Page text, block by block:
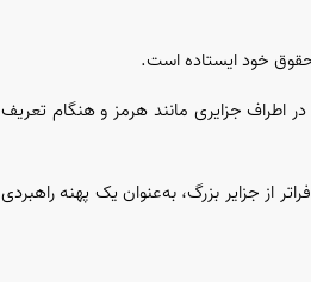
خود ایستاده است.
اطراف جزایری مانند هرمز و هنگام تعریف
از جزایر بزرگ، به‌عنوان یک پهنه راهبردی